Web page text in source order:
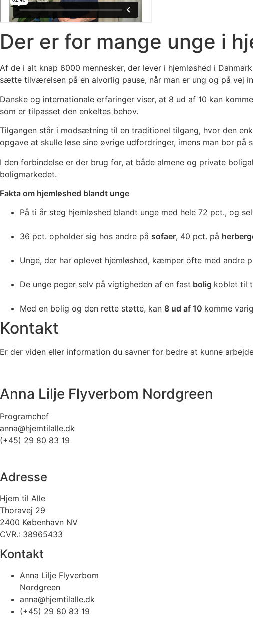
Der er for mange unge i
Af de i alt knap 6000 mennesker, der lever i hjemløshed i
sætte tilværelsen på en alvorlig pause, når man er ung og på vej
Danske og internationale erfaringer viser, at 8 ud af 10 kan
som er tilpasset den enkeltes behov.
Tilgangen står i modsætning til en traditionel tilgang, hvor den
opgave at skulle løse sine øvrige udfordringer, imens man bor
I den forbindelse er der brug for, at både almene og private
boligmarkedet.
Fakta om hjemløshed blandt unge
På ti år steg hjemløshed blandt unge med hele 72 pct., og
36 pct. opholder sig hos andre på sofaer, 40 pct. på
Unge, der har oplevet hjemløshed, kæmper ofte med
De unge peger selv på vigtigheden af en fast bolig koblet til
Med en bolig og den rette støtte, kan 8 ud af 10 komme
Kontakt
Er der viden eller information du savner for bedre at kunne
Anna Lilje Flyverbom Nordgreen
Programchef
anna@hjemtilalle.dk
(+45) 29 80 83 19
Adresse
Hjem til Alle
Thoravej 29
2400 København NV
CVR.: 38965433
Kontakt
Anna Lilje Flyverbom
Nordgreen
anna@hjemtilalle.dk
(+45) 29 80 83 19